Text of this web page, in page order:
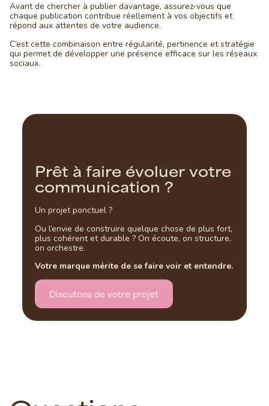
Avant de chercher à publier davantage, assurez-vous que
chaque publication contribue réellement à vos objectifs et
répond aux attentes de votre audience.
C’est cette combinaison entre régularité, pertinence et stratégie
qui permet de développer une présence efficace sur les réseaux
sociaux.
Prêt à faire évoluervotre
communication ?
Un projet ponctuel ?
Ou l’envie de construire quelque chose de plus fort,
plus cohérent et durable ? On écoute, on structure,
on orchestre.
Votre marque mérite de se faire voir et entendre.
Discutons de votre projet